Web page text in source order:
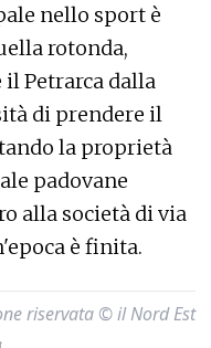
nello sport è
rotonda,
Petrarca dalla
di prendere il
la proprietà
padovane
alla società di via
è finita.
riservata © il Nord Est